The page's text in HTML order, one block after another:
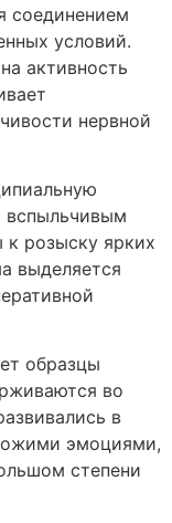
соединением
условий.
активность
нервной
вспыльчивым
к розыску ярких
выделяется
образцы
во
в
эмоциями,
степени